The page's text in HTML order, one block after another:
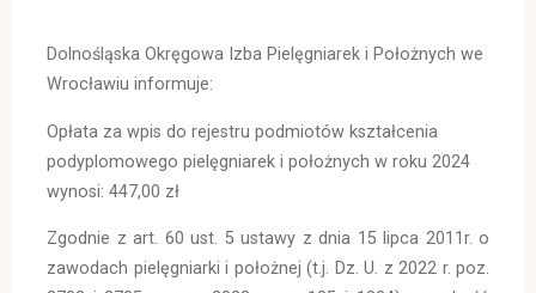
Dolnośląska Okręgowa Izba Pielęgniarek i Położnych we
Wrocławiu informuje:
Opłata za wpis do rejestru podmiotów kształcenia
podyplomowego pielęgniarek i położnych w roku 2024
wynosi: 447,00 zł
Zgodnie z art. 60 ust. 5 ustawy z dnia 15 lipca 2011r. o
zawodach pielęgniarki i położnej (t.j. Dz. U. z 2022 r. poz.